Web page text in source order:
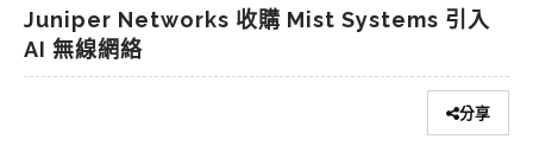
Juniper Networks 收購 Mist Systems 引入
AI 無線網絡
分享